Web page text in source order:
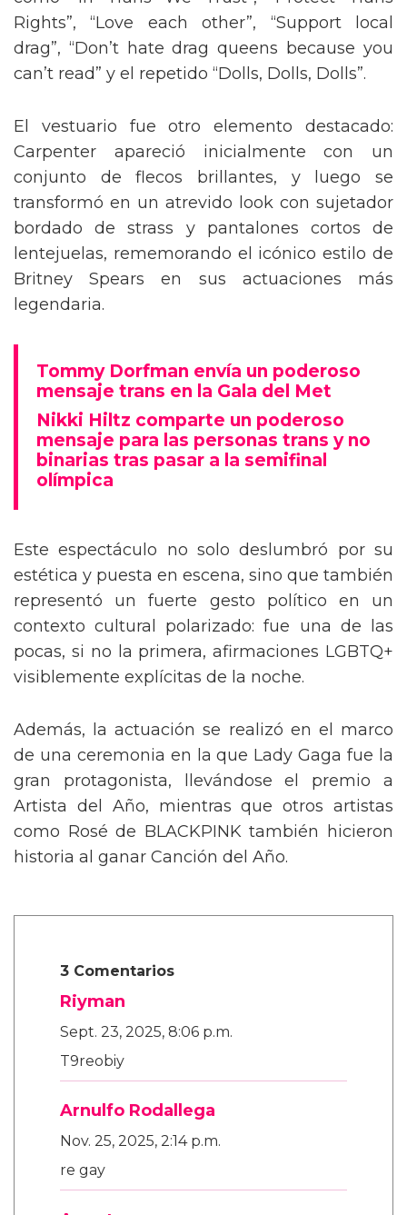
como “In Trans We Trust”, “Protect Trans
Rights”, “Love each other”, “Support local
drag”, “Don’t hate drag queens because you
can’t read” y el repetido “Dolls, Dolls, Dolls”.
El vestuario fue otro elemento destacado:
Carpenter apareció inicialmente con un
conjunto de flecos brillantes, y luego se
transformó en un atrevido look con sujetador
bordado de strass y pantalones cortos de
lentejuelas, rememorando el icónico estilo de
Britney Spears en sus actuaciones más
legendaria.
Tommy Dorfman envía un poderoso
mensaje trans en la Gala del Met
Nikki Hiltz comparte un poderoso
mensaje para las personas trans y no
binarias tras pasar a la semifinal
olímpica
Este espectáculo no solo deslumbró por su
estética y puesta en escena, sino que también
representó un fuerte gesto político en un
contexto cultural polarizado: fue una de las
pocas, si no la primera, afirmaciones LGBTQ+
visiblemente explícitas de la noche.
Además, la actuación se realizó en el marco
de una ceremonia en la que Lady Gaga fue la
gran protagonista, llevándose el premio a
Artista del Año, mientras que otros artistas
como Rosé de BLACKPINK también hicieron
historia al ganar Canción del Año.
Riyman
Arnulfo Rodallega